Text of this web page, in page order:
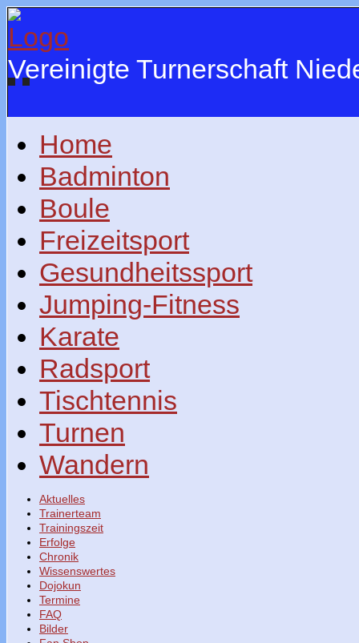
Vereinigte Turnerschaft
Home
Badminton
Boule
Freizeitsport
Gesundheitssport
Jumping-Fitness
Karate
Radsport
Tischtennis
Turnen
Wandern
Aktuelles
Trainerteam
Trainingszeit
Erfolge
Chronik
Wissenswertes
Dojokun
Termine
FAQ
Bilder